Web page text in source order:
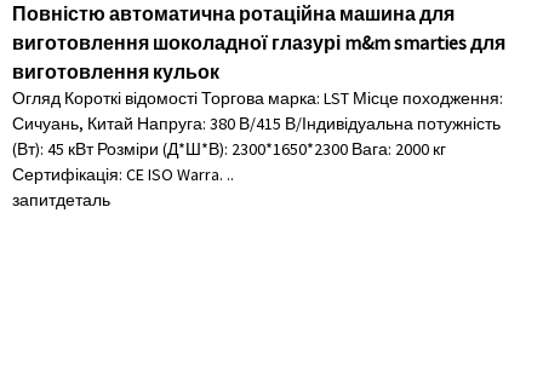
Повністю автоматична ротаційна машина для
виготовлення шоколадної глазурі m&m smarties для
виготовлення кульок
Огляд Короткі відомості Торгова марка: LST Місце походження:
Сичуань, Китай Напруга: 380 В/415 В/Індивідуальна потужність
(Вт): 45 кВт Розміри (Д*Ш*В): 2300*1650*2300 Вага: 2000 кг
Сертифікація: CE ISO Warra. ..
запитдеталь